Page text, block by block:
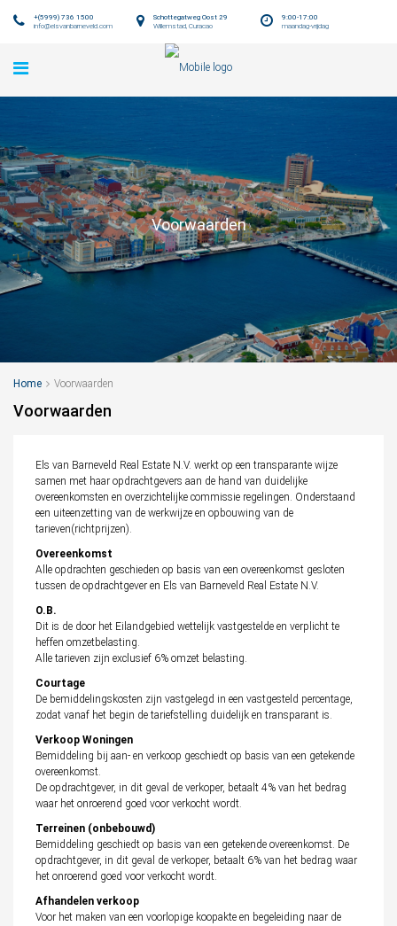
9:00-17:00
maandag-vrijdag
Schottegatweg Oost 29
Willemstad, Curacao
+(5999) 736 1500
info@elsvanbarneveld.com
Voorwaarden
Home Voorwaarden
Voorwaarden
Els van Barneveld Real Estate N.V. werkt op een transparante wijze
samen met haar opdrachtgevers aan de hand van duidelijke
overeenkomsten en overzichtelijke commissie regelingen. Onderstaand
een uiteenzetting van de werkwijze en opbouwing van de
tarieven(richtprijzen).
Overeenkomst
Alle opdrachten geschieden op basis van een overeenkomst gesloten
tussen de opdrachtgever en Els van Barneveld Real Estate N.V.
O.B.
Dit is de door het Eilandgebied wettelijk vastgestelde en verplicht te
heffen omzetbelasting.
Alle tarieven zijn exclusief 6% omzet belasting.
Courtage
De bemiddelingskosten zijn vastgelegd in een vastgesteld percentage,
zodat vanaf het begin de tariefstelling duidelijk en transparant is.
Verkoop Woningen
Bemiddeling bij aan- en verkoop geschiedt op basis van een getekende
overeenkomst.
De opdrachtgever, in dit geval de verkoper, betaalt 4% van het bedrag
waar het onroerend goed voor verkocht wordt.
Terreinen (onbebouwd)
Bemiddeling geschiedt op basis van een getekende overeenkomst. De
opdrachtgever, in dit geval de verkoper, betaalt 6% van het bedrag waar
het onroerend goed voor verkocht wordt.
Afhandelen verkoop
Voor het maken van een voorlopige koopakte en begeleiding naar de